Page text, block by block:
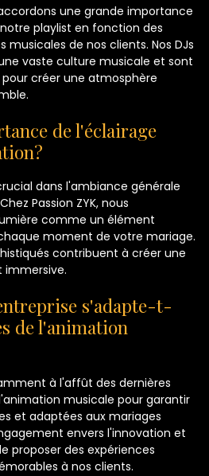
une grande importance
playlist en fonction des
de nos clients. Nos DJs
vaste culture musicale et sont
créer une atmosphère
de l'éclairage
dans l'ambiance générale
Passion ZYK, nous
comme un élément
moment de votre mariage.
contribuent à créer une
s'adapte-t-
de l'animation
à l'affût des dernières
musicale pour garantir
et adaptées aux mariages
envers l'innovation et
proposer des expériences
à nos clients.